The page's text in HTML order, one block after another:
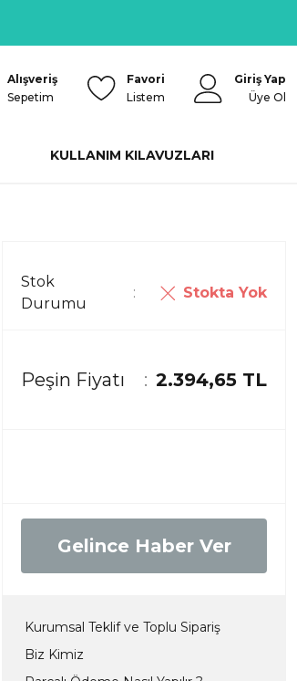
Alışveriş
Sepetim
Favori
Listem
Giriş Yap
Üye Ol
KULLANIM KILAVUZLARI
Stok
Durumu
Stokta Yok
Peşin Fiyatı 2.394,65 TL
Gelince Haber Ver
Kurumsal Teklif ve Toplu Sipariş
Biz Kimiz